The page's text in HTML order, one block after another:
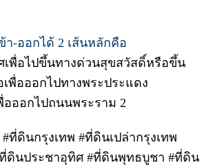
า-ออกได้ 2 เส้นหลักคือ
เพื่อไปขึ้นทางด่วนสุขสวัสดิ์หรือขึ้น
พื่อออกไปทางพระประแดง
ออกไปถนนพระราม 2
ที่ดินกรุงเทพ #ที่ดินเปล่ากรุงเทพ
ดินประชาอุทิศ #ที่ดินพุทธบูชา #ที่ดิน